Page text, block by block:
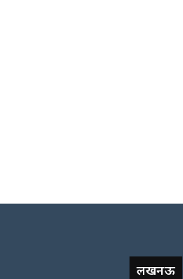
लखनऊ